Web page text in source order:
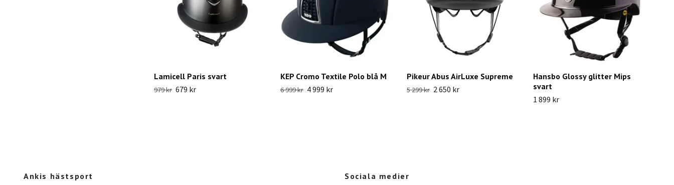
Lamicell Paris svart
979 kr 679 kr
KEP Cromo Textile Polo blå M
6 999 kr 4 999 kr
Pikeur Abus AirLuxe Supreme
5 299 kr 2 650 kr
Hansbo Glossy glitter Mips
svart
1 899 kr
Ankis hästsport Sociala medier